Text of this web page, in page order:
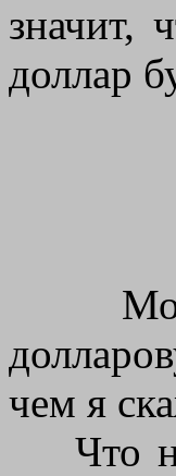
значит,
доллар
Может
чем я
Что